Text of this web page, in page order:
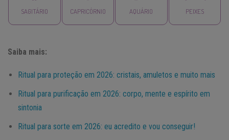
SAGITÁRIO CAPRICÓRNIO AQUÁRIO PEIXES
Saiba mais:
Ritual para proteção em 2026: cristais, amuletos e muito mais
Ritual para purificação em 2026: corpo, mente e espírito em
sintonia
Ritual para sorte em 2026: eu acredito e vou conseguir!